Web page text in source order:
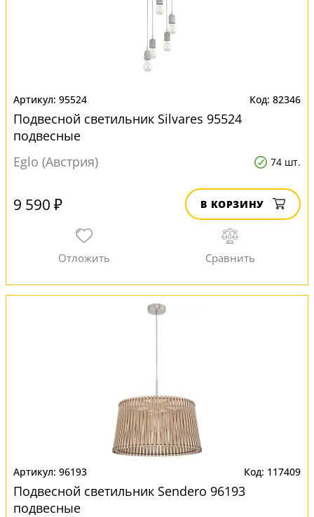
95524 82346
Подвесной светильник Silvares 95524
подвесные
Eglo (Австрия)
74 шт.
9 590 ₽ В КОРЗИНУ
96193 117409
Подвесной светильник Sendero 96193
подвесные